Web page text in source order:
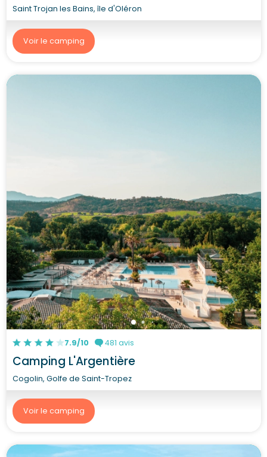
Saint Trojan les Bains, île d'Oléron
Voir le camping
7.9/10 481 avis
Camping L'Argentière
Cogolin, Golfe de Saint-Tropez
Voir le camping